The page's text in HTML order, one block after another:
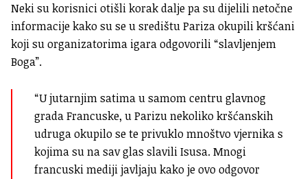
Neki su korisnici otišli korak dalje pa su dijelili netočne
informacije kako su se u središtu Pariza okupili kršćani
koji su organizatorima igara odgovorili “slavljenjem
Boga”.
“U jutarnjim satima u samom centru glavnog
grada Francuske, u Parizu nekoliko kršćanskih
udruga okupilo se te privuklo mnoštvo vjernika s
kojima su na sav glas slavili Isusa. Mnogi
francuski mediji javljaju kako je ovo odgovor